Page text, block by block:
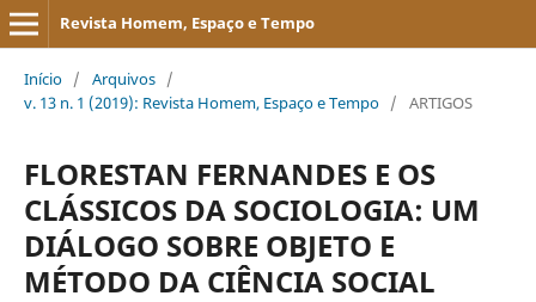
Revista Homem, Espaço e Tempo
Início / Arquivos /
v. 13 n. 1 (2019): Revista Homem, Espaço e Tempo / ARTIGOS
FLORESTAN FERNANDES E OS
CLÁSSICOS DA SOCIOLOGIA: UM
DIÁLOGO SOBRE OBJETO E
MÉTODO DA CIÊNCIA SOCIAL